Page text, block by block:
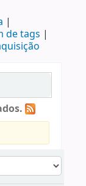
de tags